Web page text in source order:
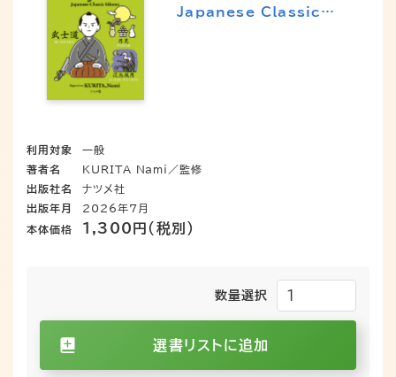
Japanese Classic
利用対象
一般
著者名
KURITA Nami／監修
出版社名
ナツメ社
出版年月
2026年7月
本体価格
1,300円（税別）
数量選択
選書リストに追加